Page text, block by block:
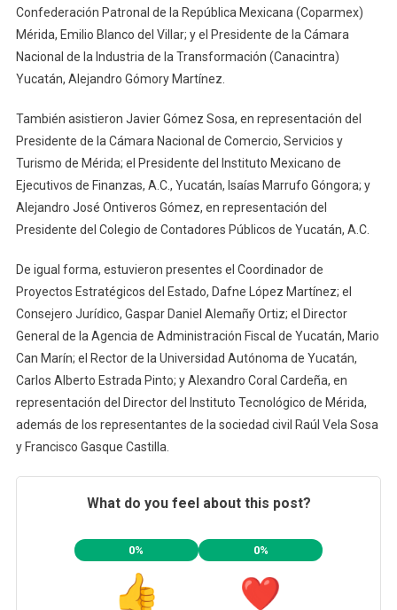
Confederación Patronal de la República Mexicana (Coparmex)
Mérida, Emilio Blanco del Villar; y el Presidente de la Cámara
Nacional de la Industria de la Transformación (Canacintra)
Yucatán, Alejandro Gómory Martínez.
También asistieron Javier Gómez Sosa, en representación del
Presidente de la Cámara Nacional de Comercio, Servicios y
Turismo de Mérida; el Presidente del Instituto Mexicano de
Ejecutivos de Finanzas, A.C., Yucatán, Isaías Marrufo Góngora; y
Alejandro José Ontiveros Gómez, en representación del
Presidente del Colegio de Contadores Públicos de Yucatán, A.C.
De igual forma, estuvieron presentes el Coordinador de
Proyectos Estratégicos del Estado, Dafne López Martínez; el
Consejero Jurídico, Gaspar Daniel Alemañy Ortiz; el Director
General de la Agencia de Administración Fiscal de Yucatán, Mario
Can Marín; el Rector de la Universidad Autónoma de Yucatán,
Carlos Alberto Estrada Pinto; y Alexandro Coral Cardeña, en
representación del Director del Instituto Tecnológico de Mérida,
además de los representantes de la sociedad civil Raúl Vela Sosa
y Francisco Gasque Castilla.
What do you feel about this post?
0% 0%